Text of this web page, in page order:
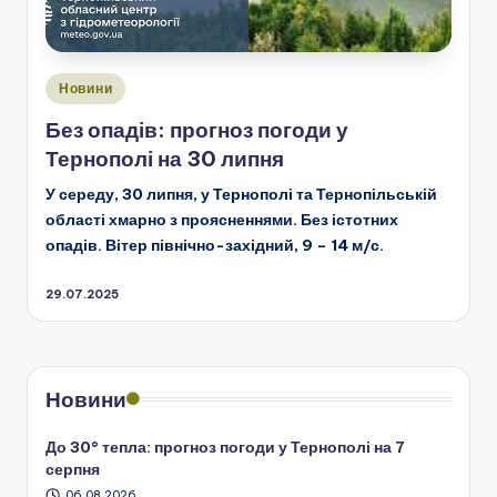
Опубліковано
Новини
Без опадів: прогноз погоди у
Тернополі на 30 липня
У середу, 30 липня, у Тернополі та Тернопільській
області хмарно з проясненнями. Без істотних
опадів. Вітер північно-західний, 9 – 14 м/с.
29.07.2025
Новини
До 30° тепла: прогноз погоди у Тернополі на 7
серпня